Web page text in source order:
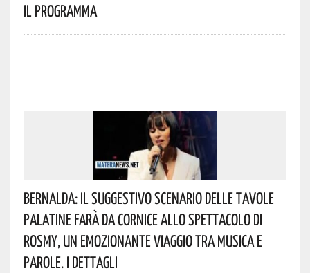
Il Programma
Bernalda: Il Suggestivo Scenario Delle Tavole
Palatine Farà Da Cornice Allo Spettacolo Di
Rosmy, Un Emozionante Viaggio Tra Musica E
Parole. I Dettagli